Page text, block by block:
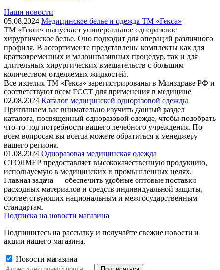
Наши новости
05.08.2024 Медицинское белье и одежда ТМ «Гекса»
ТМ «Гекса» выпускает универсальное одноразовое
хирургическое белье. Оно подходит для операций различного
профиля. В ассортименте представлены комплекты как для
кратковременных и малоинвазивных процедур, так и для
длительных хирургических вмешательств с большим
количеством отделяемых жидкостей.
Все изделия ТМ «Гекса» зарегистрированы в Минздраве РФ и
соответствуют всем ГОСТ для применения в медицине
02.08.2024 Каталог медицинской одноразовой одежды
Приглашаем вас внимательно изучить данный раздел
каталога, посвященный одноразовой одежде, чтобы подобрать
что-то под потребности вашего лечебного учреждения. По
всем вопросам вы всегда можете обратиться к менеджеру
вашего региона.
01.08.2024 Одноразовая медицинская одежда
СТОЛМЕР предоставляет высококачественную продукцию,
используемую в медицинских и промышленных целях.
Главная задача — обеспечить удобные оптовые поставки
расходных материалов и средств индивидуальной защиты,
соответствующих национальным и межгосударственным
стандартам.
Подписка на новости магазина
Подпишитесь на рассылку и получайте свежие новости и
акции нашего магазина.
Новости магазина